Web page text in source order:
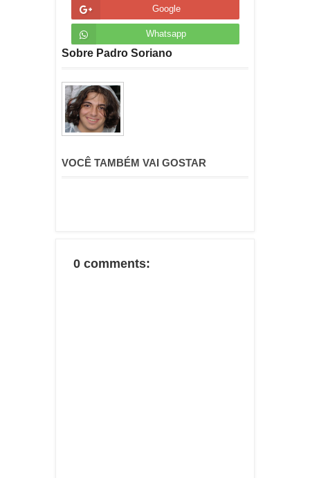
Google
Whatsapp
Sobre Padro Soriano
VOCÊ TAMBÉM VAI GOSTAR
0 comments: